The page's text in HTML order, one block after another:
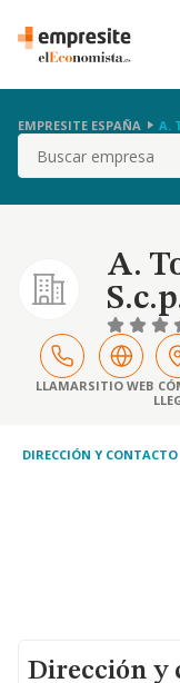
EMPRESITE ESPAÑA A.
Buscar
A.
LLAMARSITIO WEB
DIRECCIÓN Y CONTACTO
Dirección y